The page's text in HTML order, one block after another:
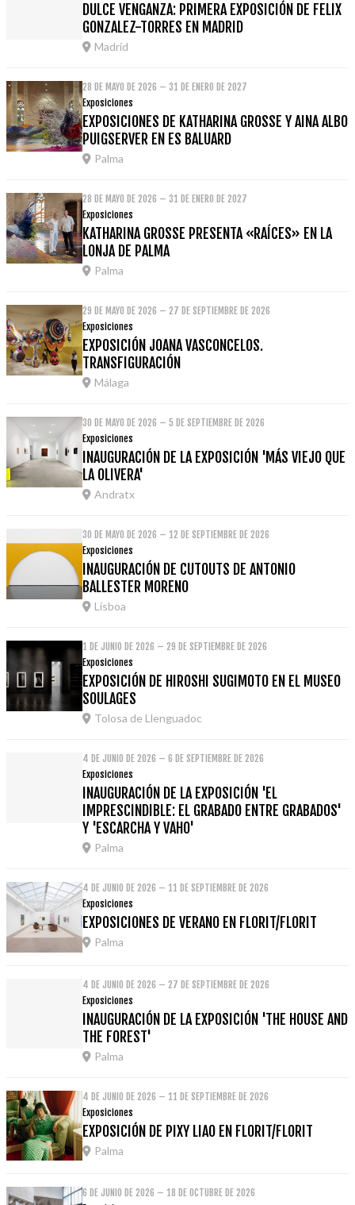
DULCE VENGANZA: PRIMERA EXPOSICIÓN DE FELIX
GONZALEZ-TORRES EN MADRID
Madrid
28 DE MAYO DE 2026 – 31 DE ENERO DE 2027
Exposiciones
EXPOSICIONES DE KATHARINA GROSSE Y AINA ALBO
PUIGSERVER EN ES BALUARD
Palma
28 DE MAYO DE 2026 – 31 DE ENERO DE 2027
Exposiciones
KATHARINA GROSSE PRESENTA «RAÍCES» EN LA
LONJA DE PALMA
Palma
29 DE MAYO DE 2026 – 27 DE SEPTIEMBRE DE 2026
Exposiciones
EXPOSICIÓN JOANA VASCONCELOS.
TRANSFIGURACIÓN
Málaga
30 DE MAYO DE 2026 – 5 DE SEPTIEMBRE DE 2026
Exposiciones
INAUGURACIÓN DE LA EXPOSICIÓN 'MÁS VIEJO QUE
LA OLIVERA'
Andratx
30 DE MAYO DE 2026 – 12 DE SEPTIEMBRE DE 2026
Exposiciones
INAUGURACIÓN DE CUTOUTS DE ANTONIO
BALLESTER MORENO
Lisboa
1 DE JUNIO DE 2026 – 29 DE SEPTIEMBRE DE 2026
Exposiciones
EXPOSICIÓN DE HIROSHI SUGIMOTO EN EL MUSEO
SOULAGES
Tolosa de Llenguadoc
4 DE JUNIO DE 2026 – 6 DE SEPTIEMBRE DE 2026
Exposiciones
INAUGURACIÓN DE LA EXPOSICIÓN 'EL
IMPRESCINDIBLE: EL GRABADO ENTRE GRABADOS'
Y 'ESCARCHA Y VAHO'
Palma
4 DE JUNIO DE 2026 – 11 DE SEPTIEMBRE DE 2026
Exposiciones
EXPOSICIONES DE VERANO EN FLORIT/FLORIT
Palma
4 DE JUNIO DE 2026 – 27 DE SEPTIEMBRE DE 2026
Exposiciones
INAUGURACIÓN DE LA EXPOSICIÓN 'THE HOUSE AND
THE FOREST'
Palma
4 DE JUNIO DE 2026 – 11 DE SEPTIEMBRE DE 2026
Exposiciones
EXPOSICIÓN DE PIXY LIAO EN FLORIT/FLORIT
Palma
6 DE JUNIO DE 2026 – 18 DE OCTUBRE DE 2026